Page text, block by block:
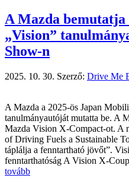
A Mazda
„Vision”
Show-n
2025. 10. 30. Szerző: Drive Me
A Mazda a 2025-ös Japan
tanulmányautóját mutatta be. A
Mazda Vision X‑Compact-ot. A
of Driving Fuels a Sustainable
táplálja a fenntartható jövőt”.
fenntarthatóság A Vision X-
tovább